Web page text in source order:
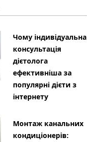
Чому індивідуальна
консультація
дієтолога
ефективніша за
популярні дієти з
інтернету
Монтаж канальних
кондиціонерів: